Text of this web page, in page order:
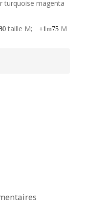
turquoise magenta
taille M; +1m75M